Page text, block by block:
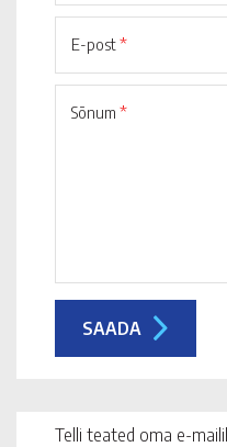
E-post*
Sõnum *
Telli teated oma e-